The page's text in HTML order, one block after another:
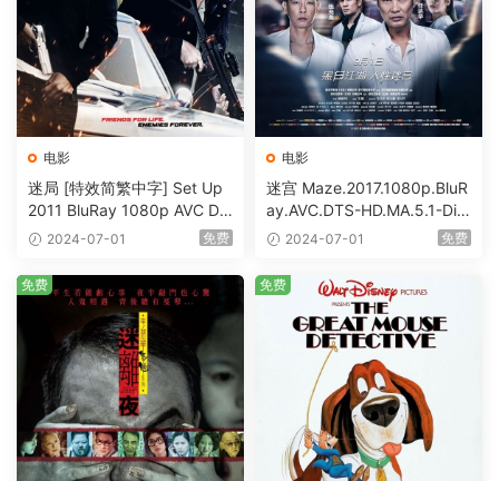
电影
迷局 [特效简繁中字] Set Up
2011 BluRay 1080p AVC DT
S-HD MA5.1-shhaclm@CHD
2024-07-01 免费
电影
迷宫 Maze.2017.1080p.BluR
ay.AVC.DTS-HD.MA.5.1-DiY
@HDHome [BDISO 19.7GB]
2024-07-01 免费
免费 免费